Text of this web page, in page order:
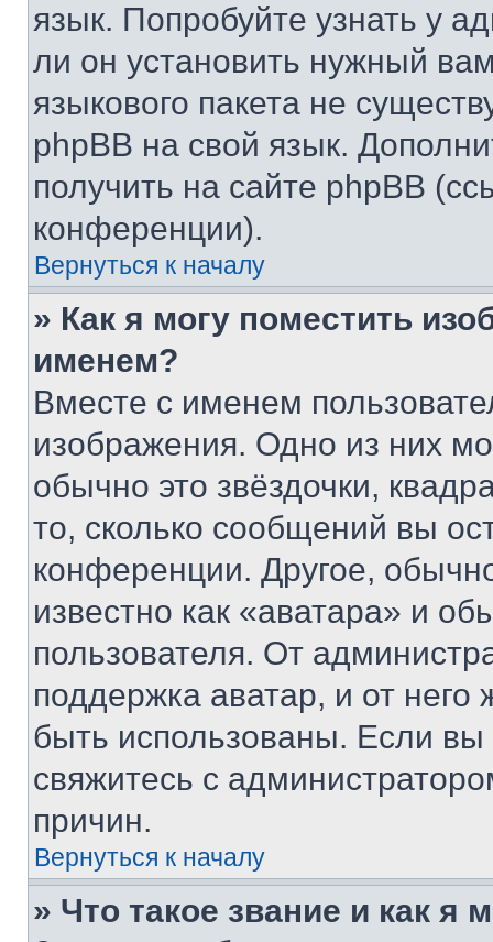
язык. Попробуйте узнать у
ли он установить нужный
языкового пакета не
phpBB на свой язык.
получить на сайте phpBB
конференции).
Вернуться к началу
» Как я могу поместить
именем?
Вместе с именем
изображения. Одно из них
обычно это звёздочки,
то, сколько сообщений вы
конференции. Другое,
известно как «аватара» и
пользователя. От
поддержка аватар, и от него
быть использованы. Если
свяжитесь с
причин.
Вернуться к началу
» Что такое звание и как я